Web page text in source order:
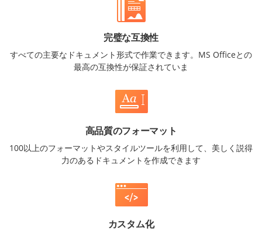
完璧な互換性
すべての主要なドキュメント形式で作業できます。MS Officeとの
最高の互換性が保証されていま
高品質のフォーマット
100以上のフォーマットやスタイルツールを利用して、美しく説得
力のあるドキュメントを作成できます
カスタム化